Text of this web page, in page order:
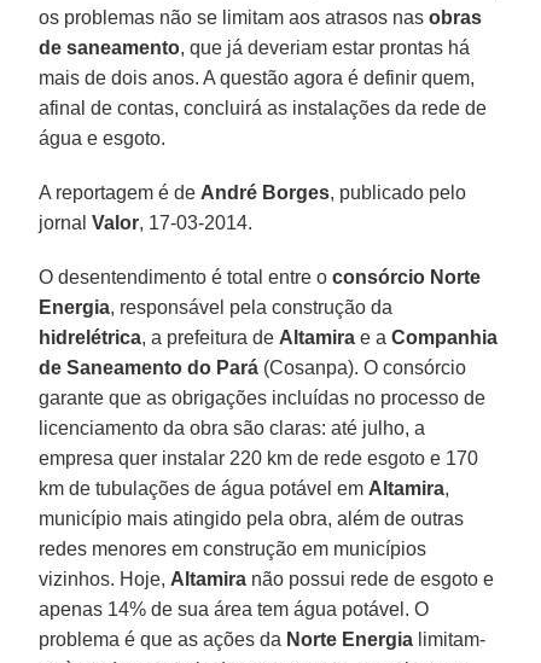
os problemas não se limitam aos atrasos nasobras
de saneamento, que já deveriam estar prontas há
mais de dois anos. A questão agora é definir quem,
afinal de contas, concluirá as instalações da rede de
água e esgoto.
A reportagem é de André Borges, publicado pelo
jornalValor, 17-03-2014.
O desentendimento é total entre o consórcio Norte
Energia, responsável pela construção da
hidrelétrica, a prefeitura de Altamira e aCompanhia
de Saneamento do Pará (Cosanpa). O consórcio
garante que as obrigações incluídas no processo de
licenciamento da obra são claras: até julho, a
empresa quer instalar 220 km de rede esgoto e 170
km de tubulações de água potável em Altamira,
município mais atingido pela obra, além de outras
redes menores em construção em municípios
vizinhos. Hoje, Altamira não possui rede de esgoto e
apenas 14% de sua área tem água potável. O
problema é que as ações da Norte Energia limitam-